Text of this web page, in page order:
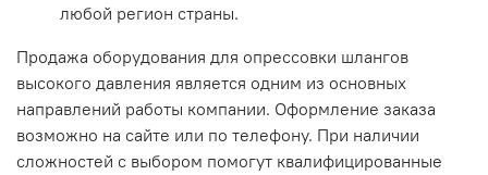
любой регион страны.
Продажа оборудования для опрессовки шлангов
высокого давления является одним из основных
направлений работы компании. Оформление заказа
возможно на сайте или по телефону. При наличии
сложностей с выбором помогут квалифицированные